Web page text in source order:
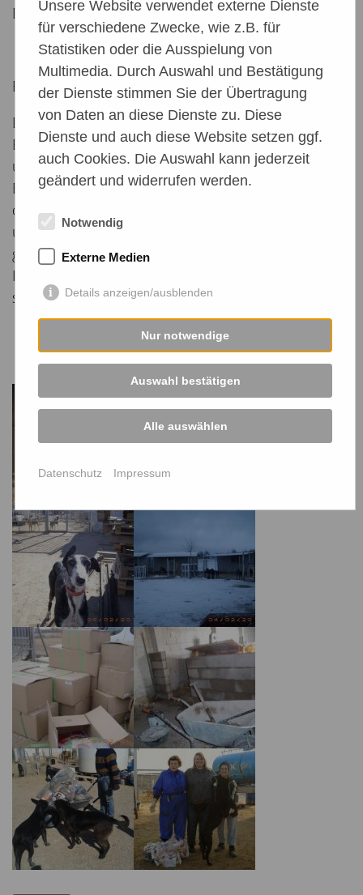
Dank.
Bild 8
Die Scalibor Aktion hat ihr Ende gefunden und die
Bänder wurden von Mareike und Melanie vor Ort
übergeben. Vielen herzlichen Dank Euch allen für
Eure Spenden. Gemeinsam haben wir es geschafft,
den Spaniern 50 Scalibor Halsbänder zu
überreichen und auch einige von Euch
gespendeten Leinen, Geschirre und Halsbänder.
Ihr seid einfach toll. Das spanische Team hat sich
so sehr gefreut über Eure Unterstützung.
Unsere Website verwendet externe Dienste
für verschiedene Zwecke, wie z.B. für
Statistiken oder die Ausspielung von
Multimedia. Durch Auswahl und Bestätigung
der Dienste stimmen Sie der Übertragung
von Daten an diese Dienste zu. Diese
Dienste und auch diese Website setzen ggf.
auch Cookies. Die Auswahl kann jederzeit
geändert und widerrufen werden.
Notwendig
Externe Medien
Details anzeigen/ausblenden
Nur notwendige
Auswahl bestätigen
Alle auswählen
Datenschutz Impressum